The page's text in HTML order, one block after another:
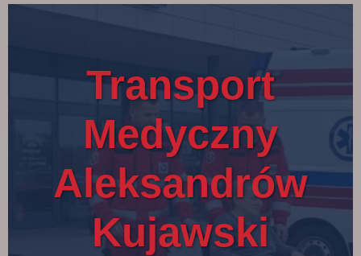
Transport
Medyczny
Aleksandrów
Kujawski